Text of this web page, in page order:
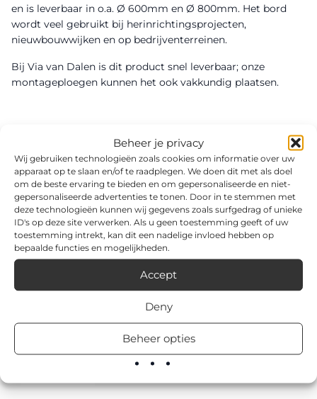
Beheer je privacy
Wij gebruiken technologieën zoals cookies om informatie over uw
apparaat op te slaan en/of te raadplegen. We doen dit met als doel
om de beste ervaring te bieden en om gepersonaliseerde en niet-
gepersonaliseerde advertenties te tonen. Door in te stemmen met
deze technologieën kunnen wij gegevens zoals surfgedrag of unieke
ID's op deze site verwerken. Als u geen toestemming geeft of uw
toestemming intrekt, kan dit een nadelige invloed hebben op
bepaalde functies en mogelijkheden.
Accept
Deny
Beheer opties
en is leverbaar in o.a. Ø 600mm en Ø 800mm. Het bord
wordt veel gebruikt bij herinrichtingsprojecten,
nieuwbouwwijken en op bedrijventerreinen.
Bij Via van Dalen is dit product snel leverbaar; onze
montageploegen kunnen het ook vakkundig plaatsen.